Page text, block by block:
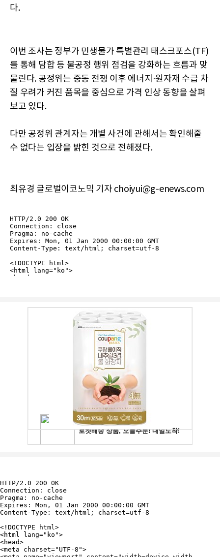
다.
이번 조사는 정부가 민생물가 특별관리 태스크포스(TF)
를 통해 담합 등 불공정 행위 점검을 강화하는 흐름과 맞
물린다. 공정위는 중동 전쟁 이후 에너지·원자재 수급 차
질 우려가 커진 품목을 중심으로 가격 인상 동향을 살펴
보고 있다.
다만 공정위 관계자는 개별 사건에 관해서는 확인해줄
수 없다는 입장을 밝힌 것으로 전해졌다.
최유경 글로벌이코노믹 기자 choiyui@g-enews.com